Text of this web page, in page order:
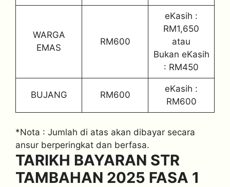
WARGA
EMAS
RM600
eKasih :
RM1,650
atau
Bukan eKasih
: RM450
BUJANG RM600
eKasih :
RM600
*Nota : Jumlah di atas akan dibayar secara
ansur berperingkat dan berfasa.
TARIKH BAYARAN STR
TAMBAHAN 2025 FASA 1